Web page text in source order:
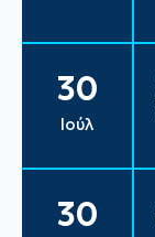
30
Ιούλ
30